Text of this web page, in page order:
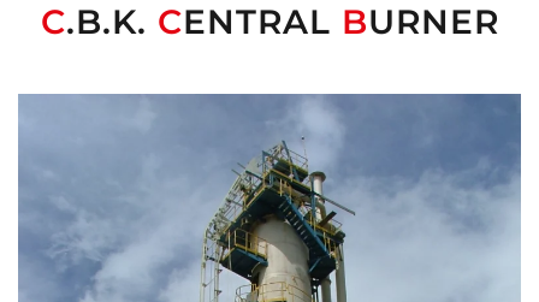
C.B.K. CENTRAL BURNER